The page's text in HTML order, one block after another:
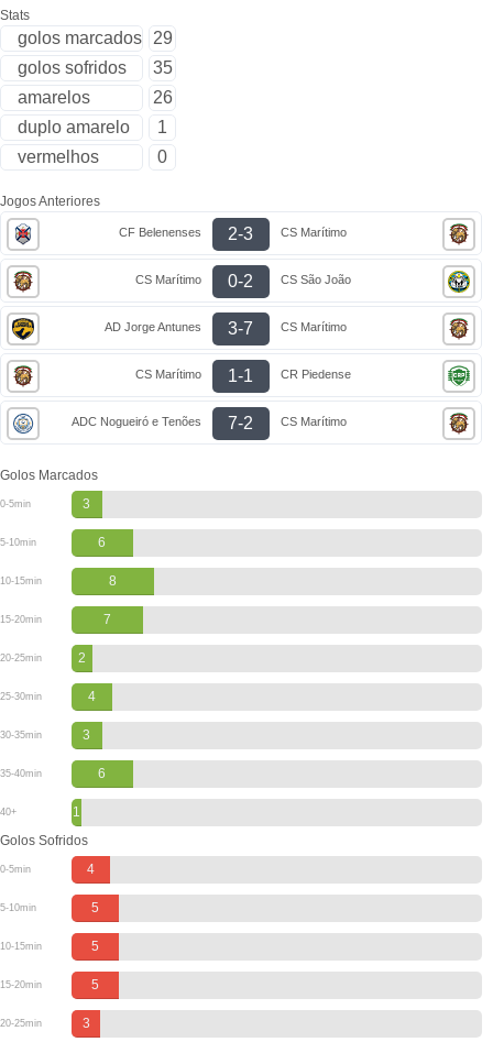
Stats
golos marcados
29
golos sofridos
35
amarelos
26
duplo amarelo
1
vermelhos
0
Jogos Anteriores
CF Belenenses 2-3 CS Marítimo
CS Marítimo 0-2 CS São João
AD Jorge Antunes 3-7 CS Marítimo
CS Marítimo 1-1 CR Piedense
ADC Nogueiró e Tenões 7-2 CS Marítimo
Golos Marcados
0-5min 3
5-10min 6
10-15min 8
15-20min 7
20-25min 2
25-30min 4
30-35min 3
35-40min 6
40+
1
Golos Sofridos
0-5min 4
5-10min 5
10-15min 5
15-20min 5
20-25min 3